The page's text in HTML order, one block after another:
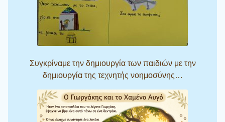
Συγκρίναμε την δημιουργία των παιδιών με την
δημιουργία της τεχνητής νοημοσύνης…